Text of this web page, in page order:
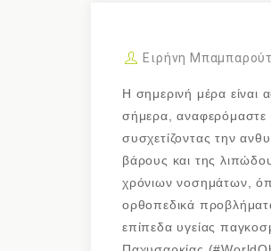
Ειρήνη
Η σημερινή μέρα είναι
σήμερα, αναφερόμαστε
συσχετίζοντας την
βάρους και της
χρόνιων νοσημάτων,
ορθοπεδικά
επίπεδα υγείας